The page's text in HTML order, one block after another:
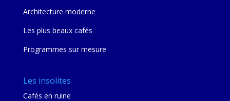
Architecture moderne
Les plus beaux cafés
Programmes sur mesure
Les insolites
Cafés en ruine